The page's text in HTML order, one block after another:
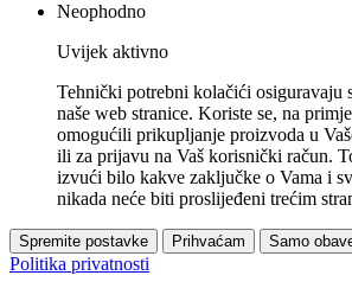
Neophodno
Uvijek aktivno
Tehnički potrebni kolačići osiguravaju
naše web stranice. Koriste se, na
omogućili prikupljanje proizvoda u
ili za prijavu na Vaš korisnički račun.
izvući bilo kakve zaključke o Vama i
nikada neće biti proslijeđeni trećim
Spremite postavke Prihvaćam Samo
Politika privatnosti